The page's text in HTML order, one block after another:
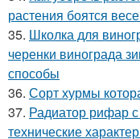
растения боятся
35. Школка для
черенки винограда
способы
36. Сорт хурмы
37. Радиатор рифар
технические